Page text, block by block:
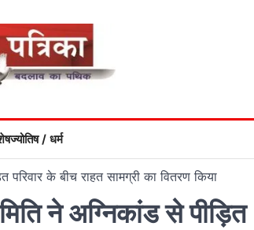
ज्योतिष / धर्म
के बीच राहत सामग्री का वितरण किया
ने अग्निकांड से पीड़ित